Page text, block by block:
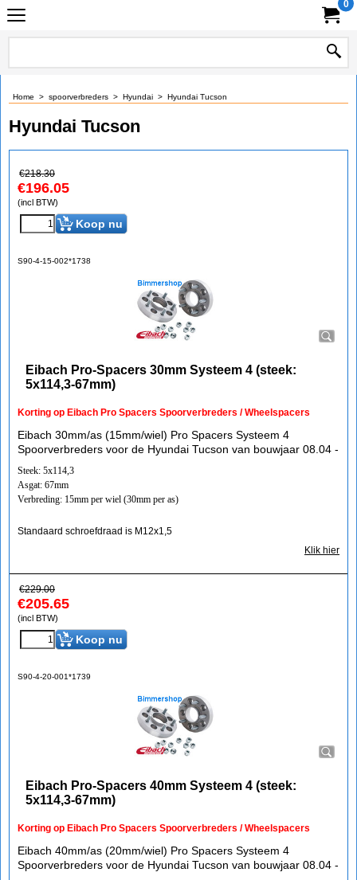
0
Home > spoorverbreders > Hyundai > Hyundai Tucson
Hyundai Tucson
€218.30
€196.05
(incl BTW)
Koop nu
S90-4-15-002*1738
Eibach Pro-Spacers 30mm Systeem 4 (steek:
5x114,3-67mm)
Korting op Eibach Pro Spacers Spoorverbreders / Wheelspacers
Eibach 30mm/as (15mm/wiel) Pro Spacers Systeem 4
Spoorverbreders voor de Hyundai Tucson van bouwjaar 08.04 -
Steek: 5x114,3
Asgat: 67mm
Verbreding: 15mm per wiel (30mm per as)
Standaard schroefdraad is M12x1,5
Klik hier
€229.00
€205.65
(incl BTW)
Koop nu
S90-4-20-001*1739
Eibach Pro-Spacers 40mm Systeem 4 (steek:
5x114,3-67mm)
Korting op Eibach Pro Spacers Spoorverbreders / Wheelspacers
Eibach 40mm/as (20mm/wiel) Pro Spacers Systeem 4
Spoorverbreders voor de Hyundai Tucson van bouwjaar 08.04 -